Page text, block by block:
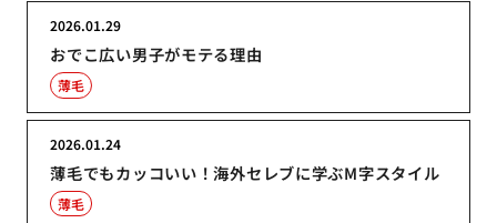
おでこ広い男子がモテる理由
2026.01.29
薄毛
薄毛でもカッコいい！海外セレブに学ぶM字スタイル
2026.01.24
薄毛